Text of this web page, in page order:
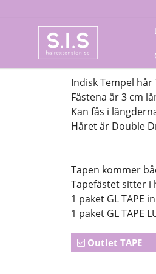
Indisk Tempel
Fästena är 3 cm
Kan fås i
Håret är Double
Tapen kommer
Tapefästet sitter i
1 paket GL TAPE
1 paket GL TAPE
Outlet TAPE